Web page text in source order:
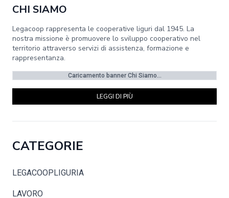
CHI SIAMO
Legacoop rappresenta le cooperative liguri dal 1945. La
nostra missione è promuovere lo sviluppo cooperativo nel
territorio attraverso servizi di assistenza, formazione e
rappresentanza.
Caricamento banner Chi Siamo...
LEGGI DI PIÙ
CATEGORIE
LEGACOOPLIGURIA
LAVORO